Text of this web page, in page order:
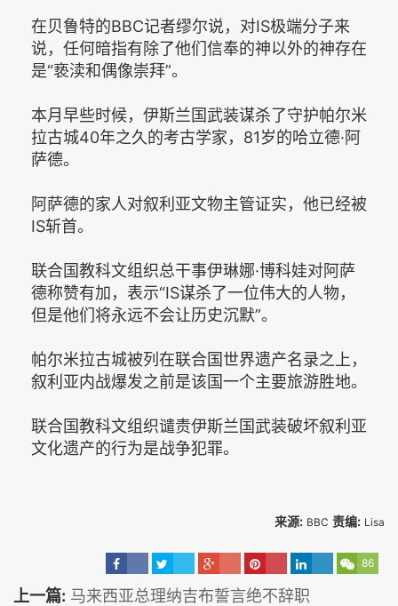
在贝鲁特的BBC记者缪尔说，对IS极端分子来
说，任何暗指有除了他们信奉的神以外的神存在
是“亵渎和偶像崇拜”。
本月早些时候，伊斯兰国武装谋杀了守护帕尔米
拉古城40年之久的考古学家，81岁的哈立德·阿
萨德。
阿萨德的家人对叙利亚文物主管证实，他已经被
IS斩首。
联合国教科文组织总干事伊琳娜·博科娃对阿萨
德称赞有加，表示“IS谋杀了一位伟大的人物，
但是他们将永远不会让历史沉默”。
帕尔米拉古城被列在联合国世界遗产名录之上，
叙利亚内战爆发之前是该国一个主要旅游胜地。
联合国教科文组织谴责伊斯兰国武装破坏叙利亚
文化遗产的行为是战争犯罪。
来源: BBC 责编: Lisa
86
上一篇: 马来西亚总理纳吉布誓言绝不辞职